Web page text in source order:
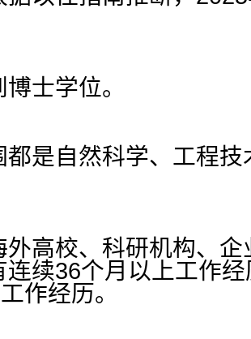
士学位。
是自然科学、工程技
高校、科研机构、
续36个月以上工作
作经历。